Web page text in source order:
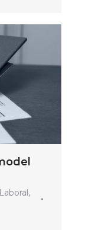
Laboral,